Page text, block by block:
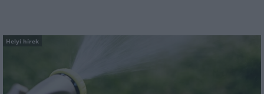
Helyi hírek